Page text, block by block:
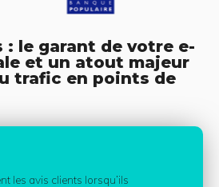
a
n
: le garant de votre e-
et un atout majeur
trafic en points de
les avis clients lorsqu’ils